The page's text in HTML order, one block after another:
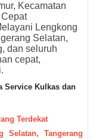
Kecamatan
Lengkong
Selatan,
dan seluruh
cepat,
Service Kulkas dan
Terdekat
Selatan, Tangerang